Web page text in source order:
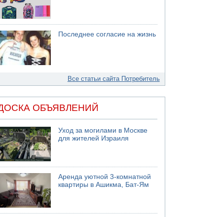
Последнее согласие на жизнь
Все статьи сайта Потребитель
ОБЪЯВЛЕНИЙ
Уход за могилами в Москве
для жителей Израиля
Аренда уютной 3-комнатной
квартиры в Ашикма, Бат-Ям